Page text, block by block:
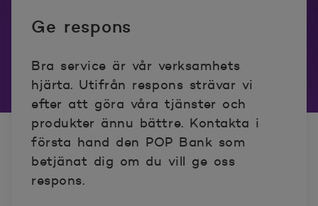
Ge respons
Bra service är vår verksamhets
hjärta. Utifrån respons strävar vi
efter att göra våra tjänster och
produkter ännu bättre. Kontakta i
första hand den POP Bank som
betjänat dig om du vill ge oss
respons.